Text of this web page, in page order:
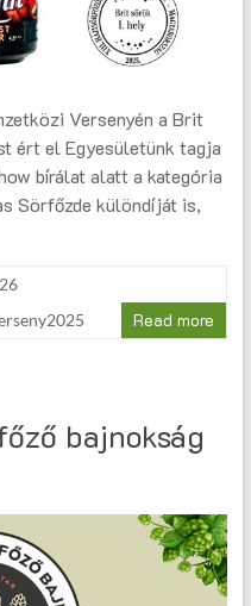
Versenyén a Brit
ért el Egyesületünk tagja
bírálat alatt a kategória
Sörfőzde különdíját is,
Read more
bajnokság